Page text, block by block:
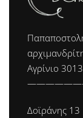
Αγρίνιο
Δοϊράνης 13